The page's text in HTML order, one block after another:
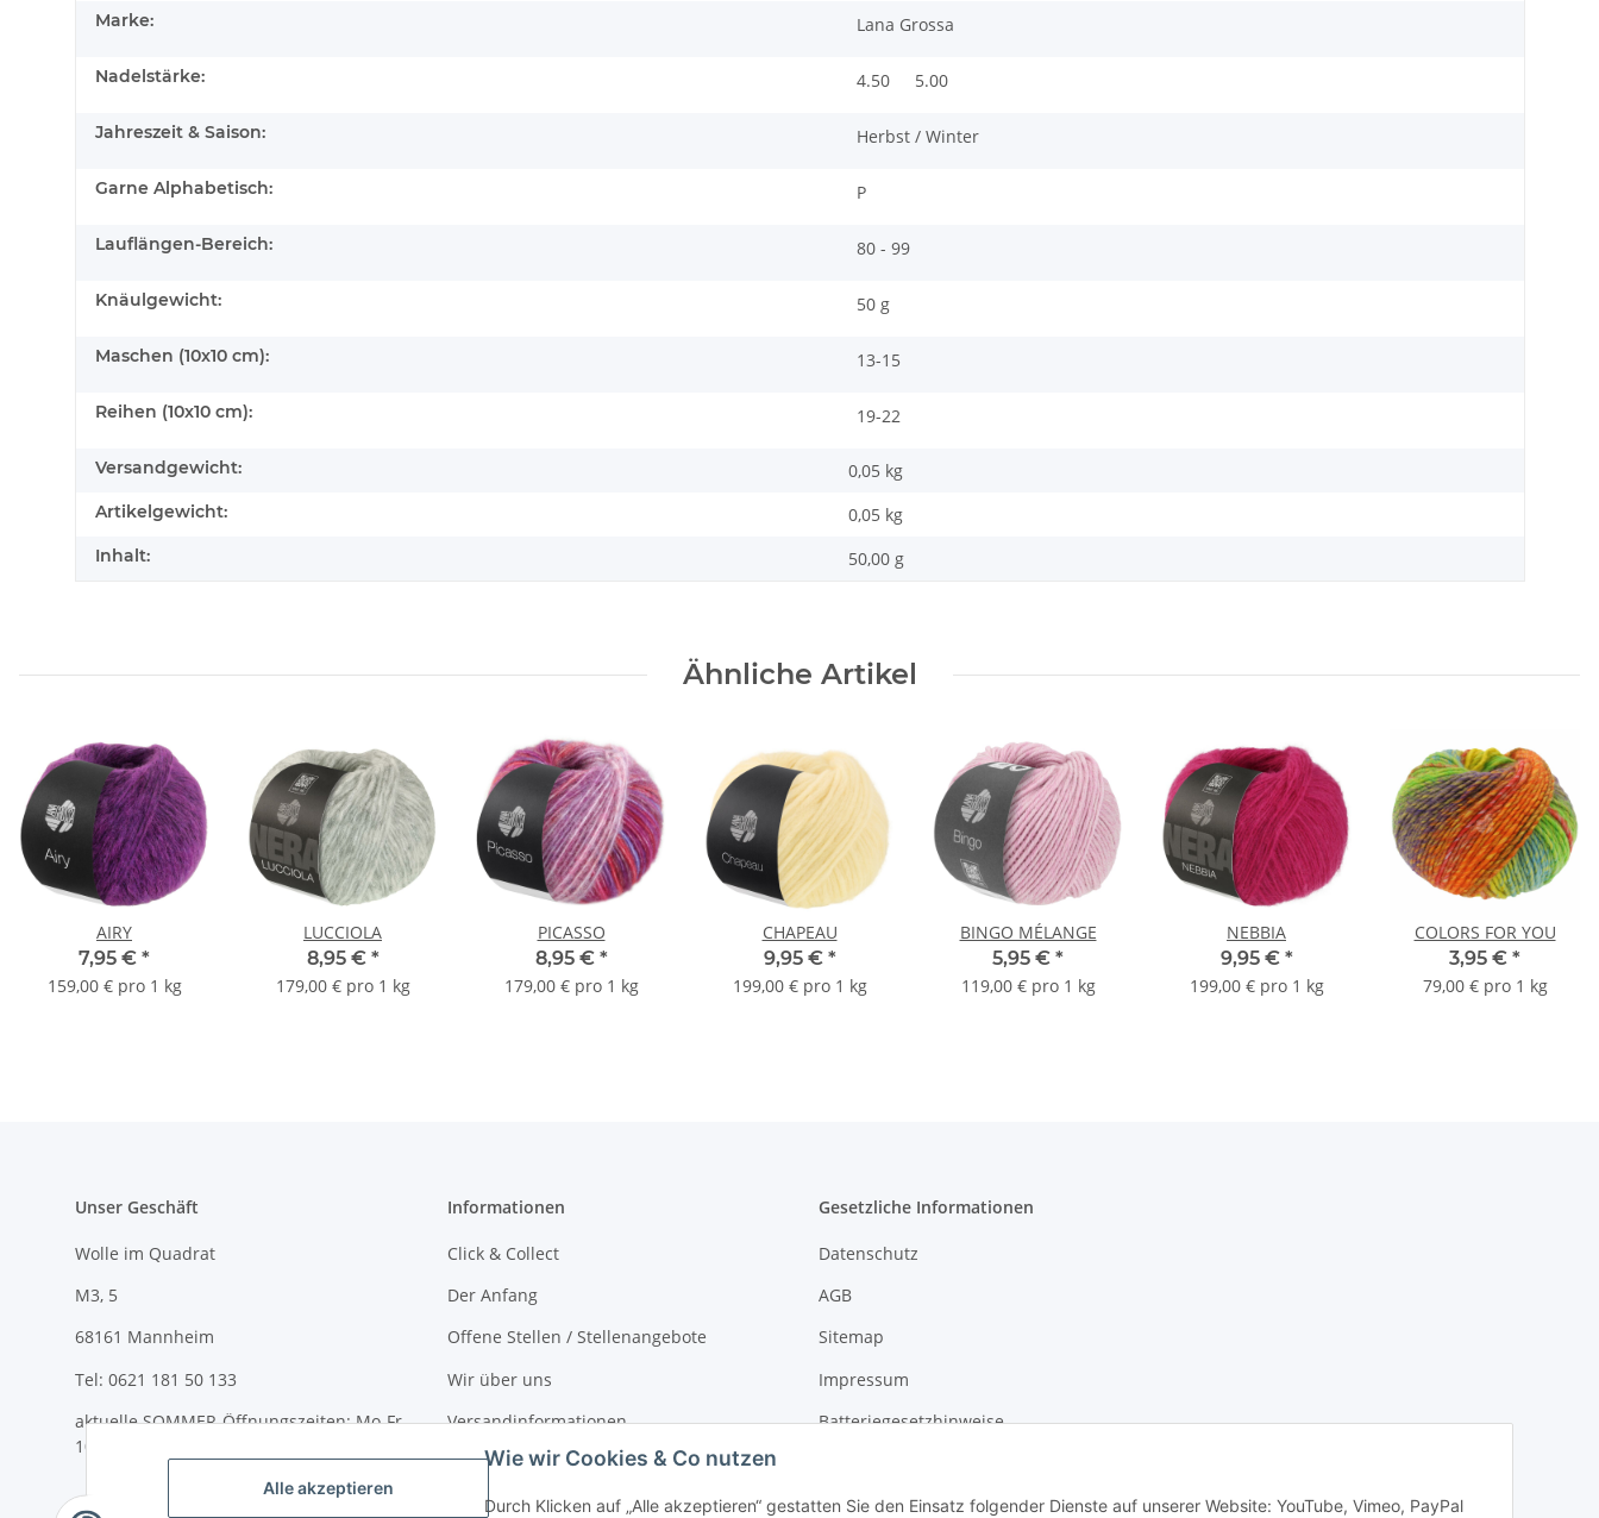
Alle akzeptieren
Wie wir Cookies & Co nutzen
Durch Klicken auf „Alle akzeptieren“ gestatten Sie den Einsatz folgender Dienste auf unserer Website: YouTube, Vimeo, PayPal
Marke: Lana Grossa
Nadelstärke: 4.50 5.00
Jahreszeit & Saison: Herbst / Winter
Garne Alphabetisch: P
Lauflängen-Bereich: 80 - 99
Knäulgewicht: 50 g
Maschen (10x10 cm): 13-15
Reihen (10x10 cm): 19-22
Versandgewicht: 0,05 kg
Artikelgewicht: 0,05 kg
Inhalt: 50,00 g
Ähnliche Artikel
AIRY
7,95 € *
159,00 € pro 1 kg
LUCCIOLA
8,95 € *
179,00 € pro 1 kg
PICASSO
8,95 € *
179,00 € pro 1 kg
CHAPEAU
9,95 € *
199,00 € pro 1 kg
BINGO MÉLANGE
5,95 € *
119,00 € pro 1 kg
NEBBIA
9,95 € *
199,00 € pro 1 kg
COLORS FOR YOU
3,95 € *
79,00 € pro 1 kg
Unser Geschäft
Wolle im Quadrat
M3, 5
68161 Mannheim
Tel: 0621 181 50 133
aktuelle SOMMER-Öffnungszeiten: Mo-Fr
10-18 Uhr und Sa 10-14 Uhr
Informationen
Click & Collect
Der Anfang
Offene Stellen / Stellenangebote
Wir über uns
Versandinformationen
Newsletter
Gesetzliche Informationen
Datenschutz
AGB
Sitemap
Impressum
Batteriegesetzhinweise